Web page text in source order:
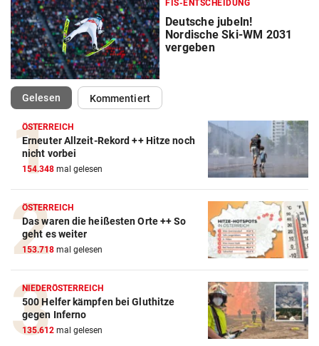
FIS-ENTSCHEIDUNG
Deutsche jubeln!
Nordische Ski-WM 2031
vergeben
Gelesen(ausgewählt)Kommentiert
ÖSTERREICH
Erneuter Allzeit-Rekord ++ Hitze noch
nicht vorbei
154.348 mal gelesen
ÖSTERREICH
Das waren die heißesten Orte ++ So
geht es weiter
153.718 mal gelesen
NIEDERÖSTERREICH
500 Helfer kämpfen bei Gluthitze
gegen Inferno
135.612 mal gelesen
Action-Cam Vergleich
ZUM VERGLEICH
Crosstrainer Vergleich
ZUM VERGLEICH
E-Bike Vergleich
ZUM VERGLEICH
Elektro-Scooter Vergleich
ZUM VERGLEICH